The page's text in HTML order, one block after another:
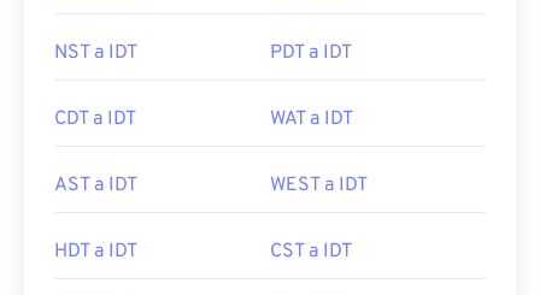
NST a IDT PDT a IDT
CDT a IDT WAT a IDT
AST a IDT WEST a IDT
HDT a IDT CST a IDT